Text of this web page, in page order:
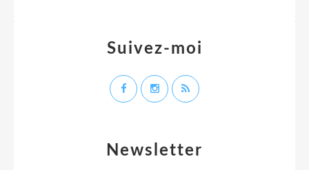
Newsletter
Suivez-moi